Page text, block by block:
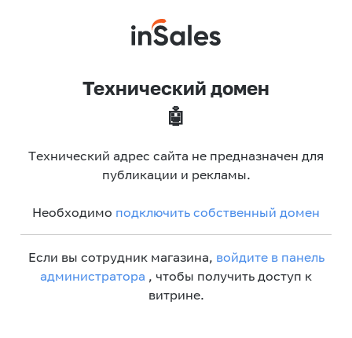
Технический домен
🤖
Технический адрес сайта не предназначен для
публикации и рекламы.
Необходимо подключить собственный домен
Если вы сотрудник магазина, войдите в панель
администратора , чтобы получить доступ к
витрине.